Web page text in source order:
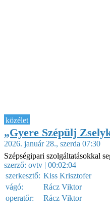
közélet
„Gyere Szépülj
2026. január 28., szerda 07:30
Szépségipari szolgáltatásokkal
szerző: ovtv | 00:02:04
szerkesztő: Kiss Krisztofer
vágó:
Rácz Viktor
operatőr:
Rácz Viktor